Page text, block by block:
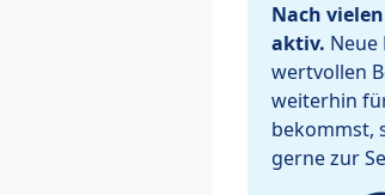
Nach
aktiv.
wertvollen
weiterhin
bekommst,
gerne zur